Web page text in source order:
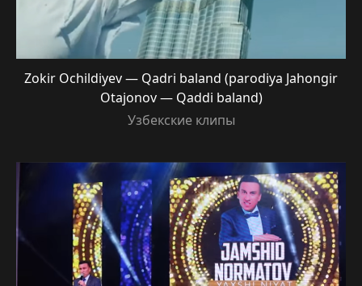
Zokir Ochildiyev — Qadri baland (parodiya Jahongir
Otajonov — Qaddi baland)
Узбекские клипы